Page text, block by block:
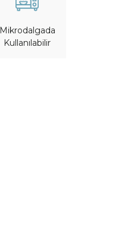
Mikrodalgada
Kullanılabilir